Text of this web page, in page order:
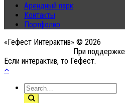
Арендный парк
Контакты
Портфолио
«Гефест Интерактив» © 2026
При поддержке
Если интерактив, то Гефест.